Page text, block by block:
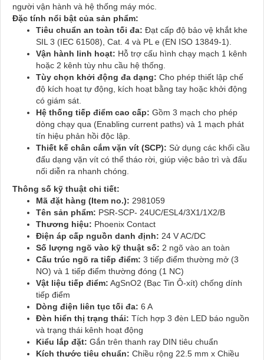
người vận hành và hệ thống máy móc.
Đặc tính nổi bật của sản phẩm:
Tiêu chuẩn an toàn tối đa: Đạt cấp độ bảo vệ khắt khe
SIL 3 (IEC 61508), Cat. 4 và PL e (EN ISO 13849-1).
Vận hành linh hoạt: Hỗ trợ cấu hình chạy mạch 1 kênh
hoặc 2 kênh tùy nhu cầu hệ thống.
Tùy chọn khởi động đa dạng: Cho phép thiết lập chế
độ kích hoạt tự động, kích hoạt bằng tay hoặc khởi động
có giám sát.
Hệ thống tiếp điểm cao cấp: Gồm 3 mạch cho phép
dòng chạy qua (Enabling current paths) và 1 mạch phát
tín hiệu phản hồi độc lập.
Thiết kế chân cắm vặn vít (SCP): Sử dụng các khối cầu
đấu dạng vặn vít có thể tháo rời, giúp việc bảo trì và đấu
nối diễn ra nhanh chóng.
Thông số kỹ thuật chi tiết:
Mã đặt hàng (Item no.): 2981059
Tên sản phẩm: PSR-SCP- 24UC/ESL4/3X1/1X2/B
Thương hiệu: Phoenix Contact
Điện áp cấp nguồn danh định: 24 V AC/DC
Số lượng ngõ vào kỹ thuật số: 2 ngõ vào an toàn
Cấu trúc ngõ ra tiếp điểm: 3 tiếp điểm thường mở (3
NO) và 1 tiếp điểm thường đóng (1 NC)
Vật liệu tiếp điểm: AgSnO2 (Bạc Tin Ô-xít) chống dính
tiếp điểm
Dòng điện liên tục tối đa: 6 A
Đèn hiển thị trạng thái: Tích hợp 3 đèn LED báo nguồn
và trạng thái kênh hoạt động
Kiểu lắp đặt: Gắn trên thanh ray DIN tiêu chuẩn
Kích thước tiêu chuẩn: Chiều rộng 22.5 mm x Chiều